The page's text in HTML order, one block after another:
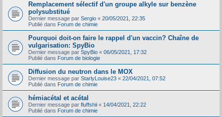
Remplacement sélectif d'un groupe alkyle sur benzène
polysubstitué
Dernier message par Sergio « 20/05/2021, 22:35
Publié dans Forum de chimie
Pourquoi doit-on faire le rappel d'un vaccin? Chaîne de
vulgarisation: SpyBio
Dernier message par SpyBio « 06/05/2021, 17:32
Publié dans Forum de biologie
Diffusion du neutron dans le MOX
Dernier message par StarlyLouise23 « 22/04/2021, 07:52
Publié dans Forum de chimie
hémiacétal et acétal
Dernier message par fluffshii « 14/04/2021, 22:22
Publié dans Forum de chimie